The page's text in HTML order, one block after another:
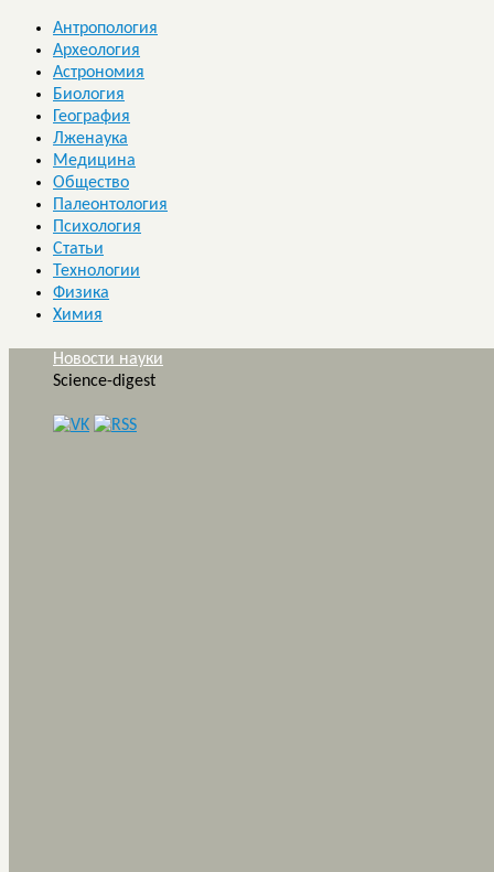
Антропология
Археология
Астрономия
Биология
География
Лженаука
Медицина
Общество
Палеонтология
Психология
Статьи
Технологии
Физика
Химия
Новости науки
Science-digest